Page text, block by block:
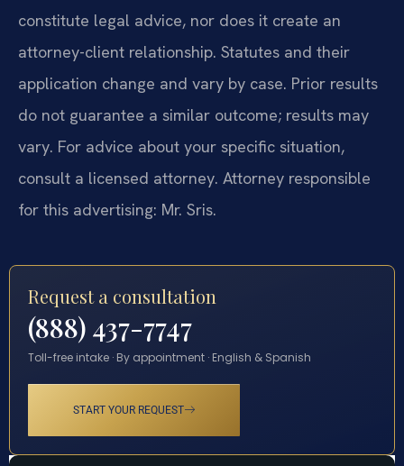
constitute legal advice, nor does it create an
attorney-client relationship. Statutes and their
application change and vary by case. Prior results
do not guarantee a similar outcome; results may
vary. For advice about your specific situation,
consult a licensed attorney. Attorney responsible
for this advertising: Mr. Sris.
Request a consultation
(888) 437-7747
Toll-free intake · By appointment · English & Spanish
START YOUR REQUEST